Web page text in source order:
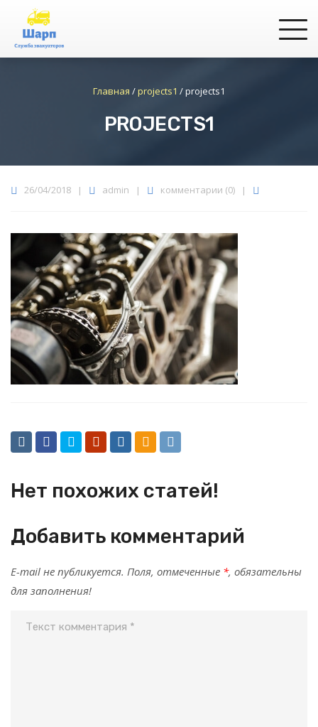
Главная /projects1 /projects1
PROJECTS1
26/04/2018 | admin | комментарии (0) |
Нет похожих статей!
Добавить комментарий
E-mail не публикуется. Поля, отмеченные *, обязательны
для заполнения!